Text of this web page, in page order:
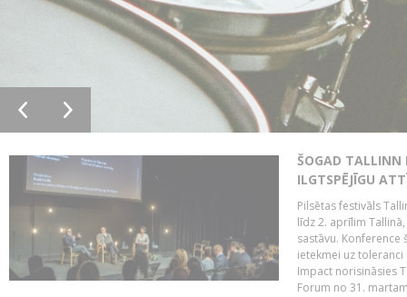
ŠOGAD TALLINN
ILGTSPĒJĪGU
Pilsētas festivāls
līdz 2. aprīlim
sastāvu.
ietekmei uz
Impact norisināsies
Forum no 31.